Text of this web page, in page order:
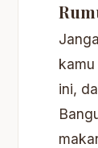
ini,